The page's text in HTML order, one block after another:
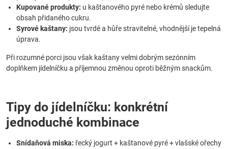
Kupované produkty: u kaštanového pyré nebo krémů sledujte
obsah přidaného cukru.
Syrové kaštany: jsou tvrdé a hůře stravitelné, vhodnější je tepelná
úprava.
Při rozumné porci jsou však kaštany velmi dobrým sezónním
doplňkem jídelníčku a příjemnou změnou oproti běžným snackům.
Tipy do jídelníčku: konkrétní
jednoduché kombinace
Snídaňová miska: řecký jogurt + kaštanové pyré + vlašské ořechy